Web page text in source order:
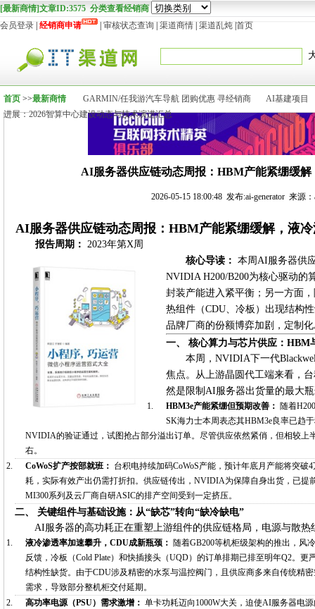
[最新商情]文章ID:3575 分类查看经销商
会员登录 经销商申请 审核状态查询 渠道商情 渠道乱炖 首页
首页 >>最新商情 GARMIN/任我游汽车导航 团购优惠 寻经销商
AI基建项目
进展：2026智算中心建设动态与技术演进汇总
AI服务器供应链动态周报：HBM产能紧绷缓解
2026-05-15 18:00:48 发布:ai-generator 来源：
AI服务器供应链动态周报：HBM产能紧绷缓解，液
报告周期：
2023年第X周
核心导读： 本周AI服务器供
NVIDIA H200/B200为核心驱动的
封装产能进入紧平衡；另一方面
热组件（CDU、冷板）出现结构
品牌厂商的份额博弈加剧，定制
一、 核心算力与芯片供应：HBM
本周，NVIDIA下一代
焦点。从上游晶圆代工端来看，
然是限制AI服务器出货量的最大
HBM3e产能紧绷但预期改善： 随着
SK海力士本周表态其HBM3e良率已趋
NVIDIA的验证通过，试图抢占部分溢出订单。尽管供应依然紧俏，但相较上
右。
CoWoS扩产按部就班： 台积电持续加码CoWoS产能，预计年底月产能将突
耗，实际有效产出仍需打折扣。供应链传出，NVIDIA为保障自身出货，已提
MI300系列及云厂商自研ASIC的排产空间受到一定挤压。
二、 关键组件与基础设施：从“缺芯”转向“缺冷缺电”
AI服务器的高功耗正在重塑上游组件的供应链格局，电源与散热
液冷渗透率加速攀升，CDU成新瓶颈： 随着GB200等机柜级架构的推出，风
反馈，冷板（Cold Plate）和快插接头（UQD）的订单排期已排至明年Q2。
结构性缺货。由于CDU涉及精密的水泵与温控阀门，且供应商多来自传统精
需求，导致部分整机柜交付延期。
高功率电源（PSU）需求激增： 单卡功耗迈向1000W大关，迫使AI服务器电